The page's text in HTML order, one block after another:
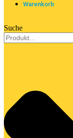
Warenkorb
Suche